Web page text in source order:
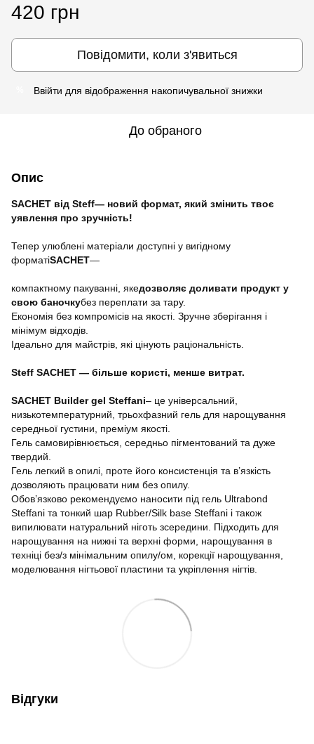
420 грн
Повідомити, коли з'явиться
Ввійти для відображення накопичувальної знижки
До обраного
Опис
SACHET від Steff— новий формат, який змінить твоє
уявлення про зручність!
Тепер улюблені матеріали доступні у вигідному
форматіSACHET—
компактному пакуванні, якедозволяє доливати продукт у
свою баночкубез переплати за тару.
Економія без компромісів на якості. Зручне зберігання і
мінімум відходів.
Ідеально для майстрів, які цінують раціональність.
Steff SACHET — більше користі, менше витрат.
SACHET Builder gel Steffani– це універсальний,
низькотемпературний, трьохфазний гель для нарощування
середньої густини, преміум якості.
Гель самовирівнюється, середньо пігментований та дуже
твердий.
Гель легкий в опилі, проте його консистенція та в’язкість
дозволяють працювати ним без опилу.
Обов’язково рекомендуємо наносити під гель Ultrabond
Steffani та тонкий шар Rubber/Silk base Steffani і також
випилювати натуральний ніготь зсередини. Підходить для
нарощування на нижні та верхні форми, нарощування в
техніці без/з мінімальним опилу/ом, корекції нарощування,
моделювання нігтьової пластини та укріплення нігтів.
Відгуки